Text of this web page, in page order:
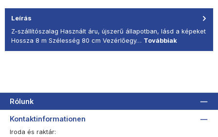
Leírás
Z-szállítószalag Használt áru, újszerű állapotban, lásd a képeket
Hossza 8 m Szélesség 80 cm Vezérlőegy… Továbbiak
Rólunk
Kontaktinformationen
Iroda és raktár: